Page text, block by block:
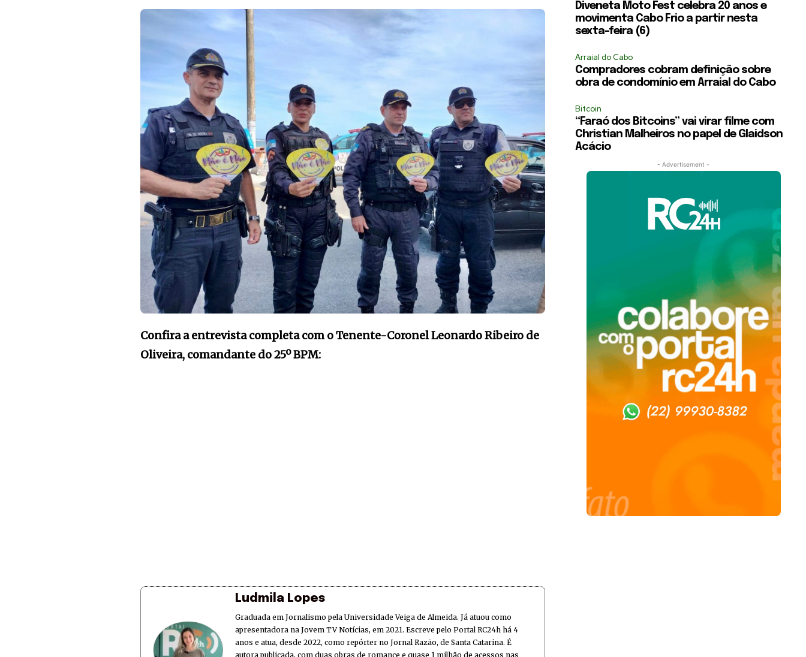
Confira a entrevista completa com o Tenente-Coronel Leonardo Ribeiro de
Oliveira, comandante do 25º BPM:
Ludmila Lopes
Graduada em Jornalismo pela Universidade Veiga de Almeida. Já atuou como
apresentadora na Jovem TV Notícias, em 2021. Escreve pelo Portal RC24h há 4
anos e atua, desde 2022, como repórter no Jornal Razão, de Santa Catarina. É
autora publicada, com duas obras de romance e quase 1 milhão de acessos nas
Diveneta Moto Fest celebra 20 anos e
movimenta Cabo Frio a partir nesta
sexta-feira (6)
Arraial do Cabo
Compradores cobram definição sobre
obra de condomínio em Arraial do Cabo
Bitcoin
“Faraó dos Bitcoins” vai virar filme com
Christian Malheiros no papel de Glaidson
Acácio
- Advertisement -